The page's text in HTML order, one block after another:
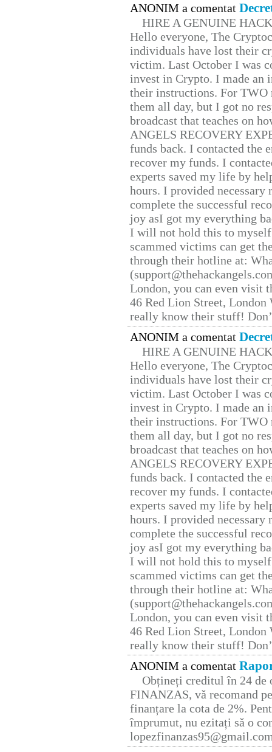
ANONIM a comentat
HIRE A GENUINE
Hello everyone, The
individuals have lost their
victim. Last October I was
invest in Crypto. I made
their instructions. For TWO
them all day, but I got no
broadcast that teaches on
ANGELS RECOVERY
funds back. I contacted the
recover my funds. I
experts saved my life by
hours. I provided
complete the successful
joy asI got my everything
I will not hold this to
scammed victims can get
through their hotline at:
London, you can even visit
46 Red Lion Street, London
really know their stuff!
ANONIM a comentat
HIRE A GENUINE
Hello everyone, The
individuals have lost their
victim. Last October I was
invest in Crypto. I made
their instructions. For TWO
them all day, but I got no
broadcast that teaches on
ANGELS RECOVERY
funds back. I contacted the
recover my funds. I
experts saved my life by
hours. I provided
complete the successful
joy asI got my everything
I will not hold this to
scammed victims can get
through their hotline at:
London, you can even visit
46 Red Lion Street, London
really know their stuff!
ANONIM a comentat
Obțineți creditul în 24 de
FINANZAS, vă recomand
finanțare la cota de 2%.
împrumut, nu ezitați să o